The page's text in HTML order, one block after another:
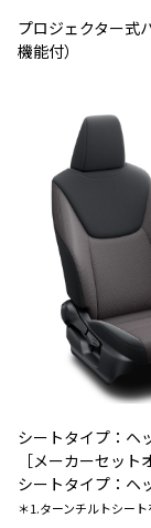
プロジェクター式
機能付）
シートタイプ：ヘ
［メーカーセット
シートタイプ：ヘ
＊1.ターンチルトシー